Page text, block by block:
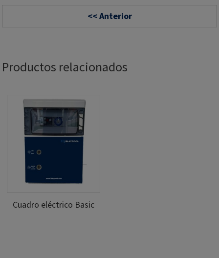
<< Anterior
Productos relacionados
Cuadro eléctrico Basic